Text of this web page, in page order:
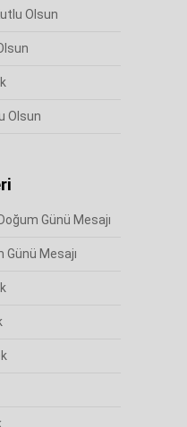
Olsun
Olsun
Günü Mesajı
Mesajı